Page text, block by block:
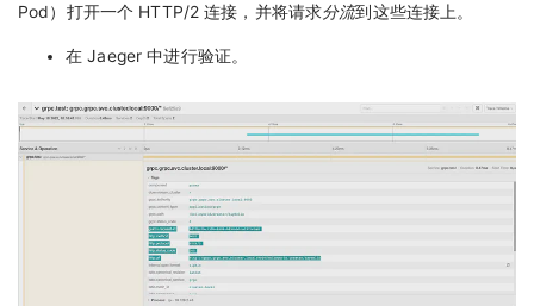
Pod）打开一个 HTTP/2 连接，并将请求分流到这些连接上。
在 Jaeger 中进行验证。